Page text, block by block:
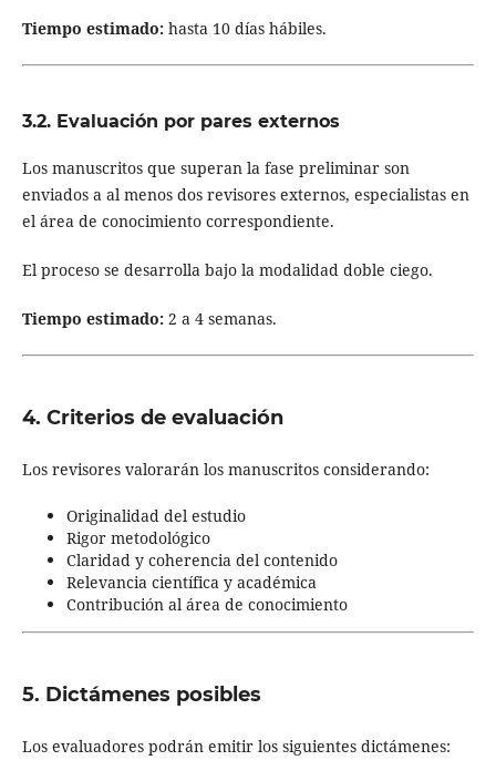
Tiempo estimado:hasta 10 días hábiles.
3.2. Evaluación por pares externos
Los manuscritos que superan la fase preliminar son
enviados a al menos dos revisores externos, especialistas en
el área de conocimiento correspondiente.
El proceso se desarrolla bajo la modalidad doble ciego.
Tiempo estimado:2 a 4 semanas.
4. Criterios de evaluación
Los revisores valorarán los manuscritos considerando:
Originalidad del estudio
Rigor metodológico
Claridad y coherencia del contenido
Relevancia científica y académica
Contribución al área de conocimiento
5. Dictámenes posibles
Los evaluadores podrán emitir los siguientes dictámenes: